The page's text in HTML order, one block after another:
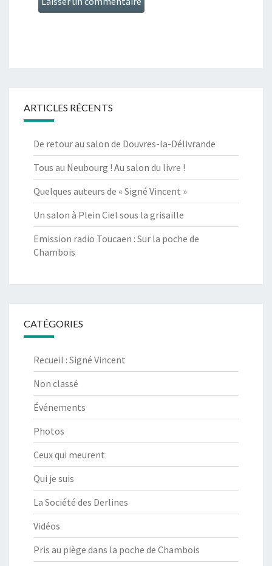
ARTICLES RÉCENTS
De retour au salon de Douvres-la-Délivrande
Tous au Neubourg ! Au salon du livre !
Quelques auteurs de « Signé Vincent »
Un salon à Plein Ciel sous la grisaille
Emission radio Toucaen : Sur la poche de
Chambois
CATÉGORIES
Recueil : Signé Vincent
Non classé
Événements
Photos
Ceux qui meurent
Qui je suis
La Société des Derlines
Vidéos
Pris au piège dans la poche de Chambois